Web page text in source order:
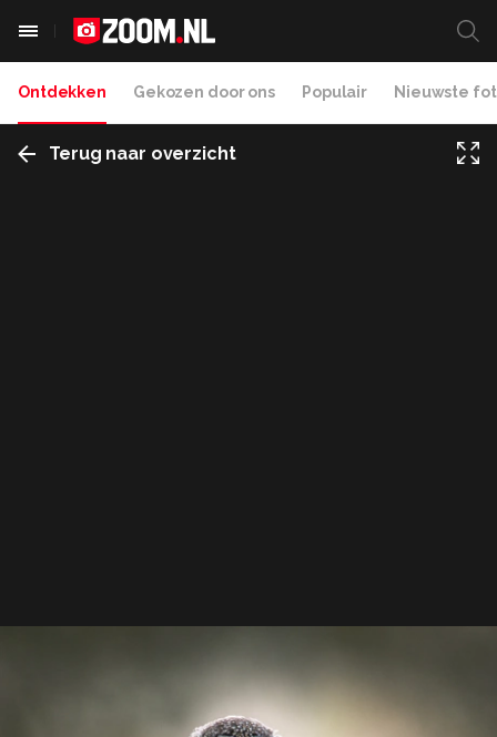
Ontdekken Gekozen door ons Populair Nieuwste
Terug naar overzicht